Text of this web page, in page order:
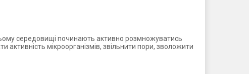
середовищі починають активно розмножуватись
активність мікроорганізмів, звільнити пори, зволожити